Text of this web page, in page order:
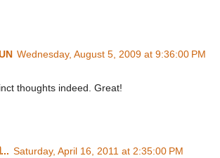
Wednesday, August 5, 2009 at 9:36:00 PM
thoughts indeed. Great!
Saturday, April 16, 2011 at 2:35:00 PM